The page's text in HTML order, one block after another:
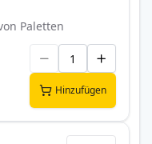
Paletten
Hinzufügen